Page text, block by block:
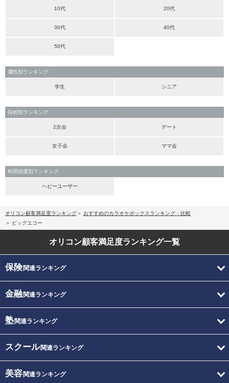
10代 20代
30代 40代
50代
属性別ランキング
学生 シニア
目的別ランキング
2次会 デート
女子会 ママ会
利用頻度別ランキング
ヘビーユーザー
オリコン顧客満足度ランキング
おすすめのカラオケボックスランキング・比較
ビッグエコー
オリコン顧客満足度ランキング一覧
保険関連ランキング
金融関連ランキング
塾関連ランキング
スクール関連ランキング
美容関連ランキング